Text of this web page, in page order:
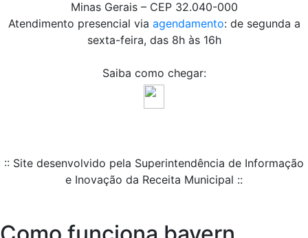
Minas Gerais – CEP 32.040-000
Atendimento presencial via agendamento: de segunda a
sexta-feira, das 8h às 16h
Saiba como chegar:
:: Site desenvolvido pela Superintendência de Informação
e Inovação da Receita Municipal ::